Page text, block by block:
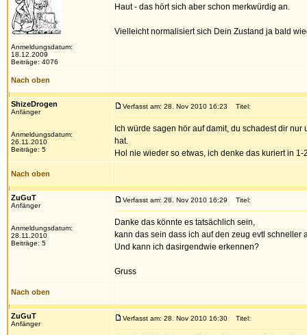
Anmeldungsdatum:
18.12.2009
Beiträge: 4076
Haut - das hört sich aber schon merkwürdig an.
Vielleicht normalisiert sich Dein Zustand ja bald
Nach oben
ShizeDrogen
Anfänger
Anmeldungsdatum:
26.11.2010
Beiträge: 5
Verfasst am: 28. Nov 2010 16:23 Titel:
Ich würde sagen hör auf damit, du schadest dir
hat.
Hol nie wieder so etwas, ich denke das kuriert in
Nach oben
ZuGuT
Anfänger
Anmeldungsdatum:
28.11.2010
Beiträge: 5
Verfasst am: 28. Nov 2010 16:29 Titel:
Danke das könnte es tatsächlich sein,
kann das sein dass ich auf den zeug evtl schneller
Und kann ich dasirgendwie erkennen?
Gruss
Nach oben
ZuGuT
Anfänger
Verfasst am: 28. Nov 2010 16:30 Titel: